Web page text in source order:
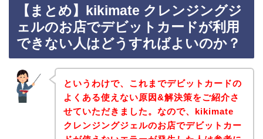
【まとめ】kikimate クレンジングジ
ェルのお店でデビットカードが利用
できない人はどうすればよいのか？
というわけで、これまでデビットカードの
よくある使えない原因&解決策をご紹介さ
せていただきました。なので、kikimate
クレンジングジェルのお店でデビットカー